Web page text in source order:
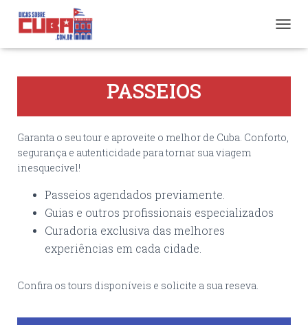
L
N
PASSEIOS
Garanta o seu tour e aproveite o melhor de Cuba. Conforto,
segurança e autenticidade para tornar sua viagem
inesquecível!
Passeios agendados previamente.
Guias e outros profissionais especializados
Curadoria exclusiva das melhores
experiências em cada cidade.
Confira os tours disponíveis e solicite a sua reseva.